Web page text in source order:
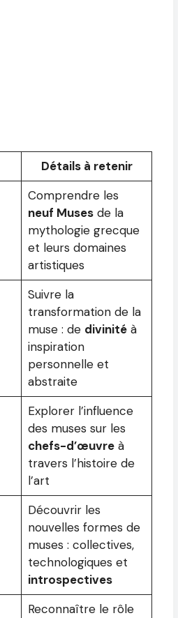
Détails à retenir
Comprendre les
neuf Musesde la
mythologie grecque
et leurs domaines
artistiques
Suivre la
transformation de la
muse : de divinitéà
inspiration
personnelle et
abstraite
Explorer l’influence
des muses sur les
chefs-d’œuvreà
travers l’histoire de
l’art
Découvrir les
nouvelles formes de
muses : collectives,
technologiques et
introspectives
Reconnaître le rôle